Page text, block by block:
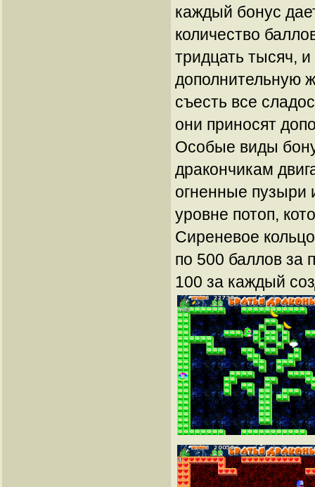
каждый бонус
количество
тридцать тысяч,
дополнительную
съесть все
они приносят
Особые виды
дракончикам
огненные пузыри
уровне потоп,
Сиреневое
по 500 баллов за
100 за каждый